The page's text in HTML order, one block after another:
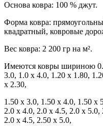
Основа ковра: 100 % джут.
Форма ковра:
квадратный, ковровые
Вес ковра: 2 200 гр на м².
Имеются ковры шириною
3.0, 1.0 х 4.0, 1.20 x 1.80,
x 2.30,
1.50 x 3.0, 1.50 x 4.0, 1.50 х
2.0 x 4.0, 2.0 х 4.5, 2.0 х
2.0 х 4.5, 2.50 х 5.0,